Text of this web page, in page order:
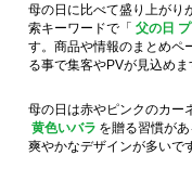
母の日に比べて盛り上がり
索キーワードで「 父の日
す。商品や情報のまとめペ
る事で集客やPVが見込めま
母の日は赤やピンクのカー
黄色いバラ を贈る習慣が
爽やかなデザインが多いで